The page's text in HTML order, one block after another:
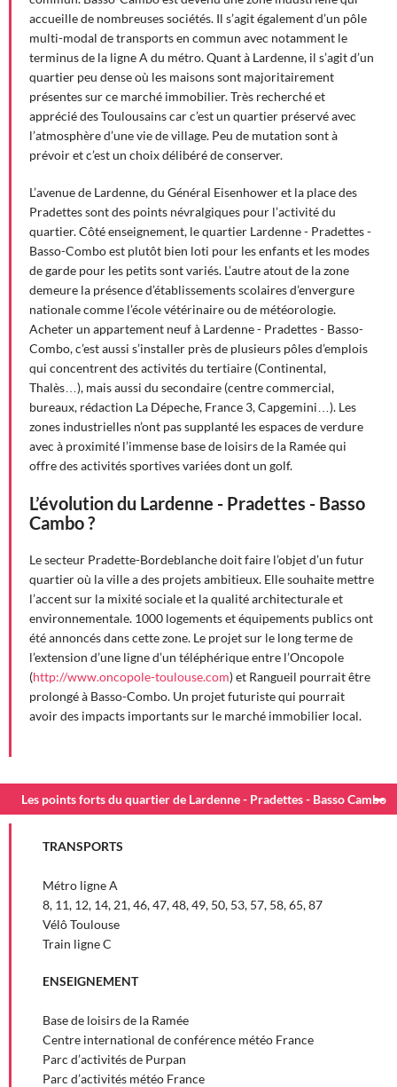
accueille de nombreuses sociétés. Il s’agit également d’un pôle
multi-modal de transports en commun avec notamment le
terminus de la ligne A du métro. Quant à Lardenne, il s’agit d’un
quartier peu dense où les maisons sont majoritairement
présentes sur ce marché immobilier. Très recherché et
apprécié des Toulousains car c’est un quartier préservé avec
l’atmosphère d’une vie de village. Peu de mutation sont à
prévoir et c’est un choix délibéré de conserver.
L’avenue de Lardenne, du Général Eisenhower et la place des
Pradettes sont des points névralgiques pour l’activité du
quartier. Côté enseignement, le quartier Lardenne - Pradettes -
Basso-Combo est plutôt bien loti pour les enfants et les modes
de garde pour les petits sont variés. L’autre atout de la zone
demeure la présence d’établissements scolaires d’envergure
nationale comme l’école vétérinaire ou de météorologie.
Acheter un appartement neuf à Lardenne - Pradettes - Basso-
Combo, c’est aussi s’installer près de plusieurs pôles d’emplois
qui concentrent des activités du tertiaire (Continental,
Thalès…), mais aussi du secondaire (centre commercial,
bureaux, rédaction La Dépeche, France 3, Capgemini…). Les
zones industrielles n’ont pas supplanté les espaces de verdure
avec à proximité l’immense base de loisirs de la Ramée qui
offre des activités sportives variées dont un golf.
L’évolution du Lardenne - Pradettes - Basso
Cambo ?
Le secteur Pradette-Bordeblanche doit faire l’objet d’un futur
quartier où la ville a des projets ambitieux. Elle souhaite mettre
l’accent sur la mixité sociale et la qualité architecturale et
environnementale. 1000 logements et équipements publics ont
été annoncés dans cette zone. Le projet sur le long terme de
l’extension d’une ligne d’un téléphérique entre l’Oncopole
(http://www.oncopole-toulouse.com) et Rangueil pourrait être
prolongé à Basso-Combo. Un projet futuriste qui pourrait
avoir des impacts importants sur le marché immobilier local.
Les points forts du quartier de Lardenne - Pradettes - Basso Cambo
TRANSPORTS
Métro ligne A
8, 11, 12, 14, 21, 46, 47, 48, 49, 50, 53, 57, 58, 65, 87
Vélô Toulouse
Train ligne C
ENSEIGNEMENT
Base de loisirs de la Ramée
Centre international de conférence météo France
Parc d’activités de Purpan
Parc d’activités météo France